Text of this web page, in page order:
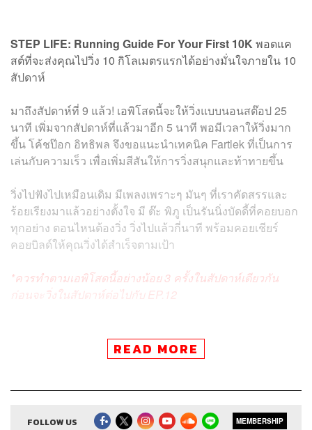
STEP LIFE: Running Guide For Your First 10Kพอดแค
สต์ที่จะส่งคุณไปวิ่ง 10 กิโลเมตรแรกได้อย่างมั่นใจภายใน 10
สัปดาห์
มาถึงสัปดาห์ที่ 9 แล้ว! เอพิโสดนี้จะให้วิ่งแบบนอนสต๊อป 25
นาที เพิ่มจากสัปดาห์ที่แล้วมาอีก 5 นาที พอมีเวลาให้วิ่งมาก
ขึ้น โค้ชป๊อก อิทธิพล จึงขอแนะนำเทคนิค Fartlek ที่เป็นการ
เล่นกับความเร็ว เพื่อเพิ่มสีสันให้การวิ่งสนุกและท้าทายขึ้น
วิ่งไปฟังไปเหมือนเดิม มีเพลงเพราะๆ มันๆ ที่เราคัดสรรและ
ร้อยเรียงมาแล้วอย่างตั้งใจ มี ต๊ะ พิภู เป็นรันนิ่งบัดดี้ที่คอยบอก
ทุกอย่าง ตอนไหนต้องวิ่ง วิ่งไปแล้วกี่นาที พร้อมคอยเชียร์
คอยบิลด์ให้คุณวิ่งได้สำเร็จตามเป้า
*ควรทำตามเอพิโสดนี้อย่างน้อย 3 ครั้งในสัปดาห์เดียวกัน
ก่อนจะวิ่งในสัปดาห์ต่อไปกับ EP.12
สามารถฟังพอดแคสต์ STEP LIFE: Running Guide For
ผ่านแอปพลิเคชันต่างๆ ที่คุณสะดวกหรือใช้อยู่แล้วได้เลย
READ MORE
FOLLOW US MEMBERSHIP